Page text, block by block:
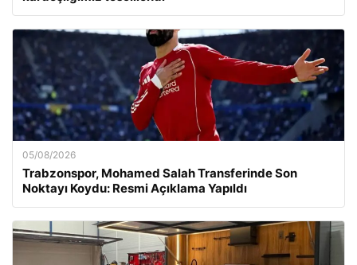
05/08/2026
Trabzonspor, Mohamed Salah Transferinde Son
Noktayı Koydu: Resmi Açıklama Yapıldı